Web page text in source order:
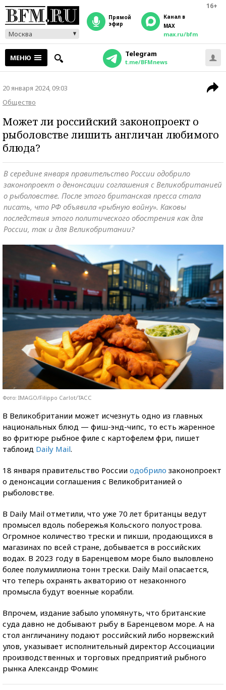
16+
Москва
прямой
эфир
Канал в
MAX
max.ru/bfm
МЕНЮ Telegram
t.me/BFMnews
20 января 2024, 09:03
Общество
Может ли российский законопроект о
рыболовстве лишить англичан любимого
блюда?
В середине января правительство России одобрило
законопроект о денонсации соглашения с Великобританией
о рыболовстве. После этого британская пресса стала
писать, что РФ объявила «рыбную войну». Каковы
последствия этого политического обострения как для
России, так и для Великобритании?
Фото: IMAGO/Filippo Carlot/ТАСС
В Великобритании может исчезнуть одно из главных
национальных блюд — фиш-энд-чипс, то есть жаренное
во фритюре рыбное филе с картофелем фри, пишет
таблоид Daily Mail.
18 января правительство России одобрило законопроект
о денонсации соглашения с Великобританией о
рыболовстве.
В Daily Mail отметили, что уже 70 лет британцы ведут
промысел вдоль побережья Кольского полуострова.
Огромное количество трески и пикши, продающихся в
магазинах по всей стране, добывается в российских
водах. В 2023 году в Баренцевом море было выловлено
более полумиллиона тонн трески. Daily Mail опасается,
что теперь охранять акваторию от незаконного
промысла будут военные корабли.
Впрочем, издание забыло упомянуть, что британские
суда давно не добывают рыбу в Баренцевом море. А на
стол англичанину подают российский либо норвежский
улов, указывает исполнительный директор Ассоциации
производственных и торговых предприятий рыбного
рынка Александр Фомин: